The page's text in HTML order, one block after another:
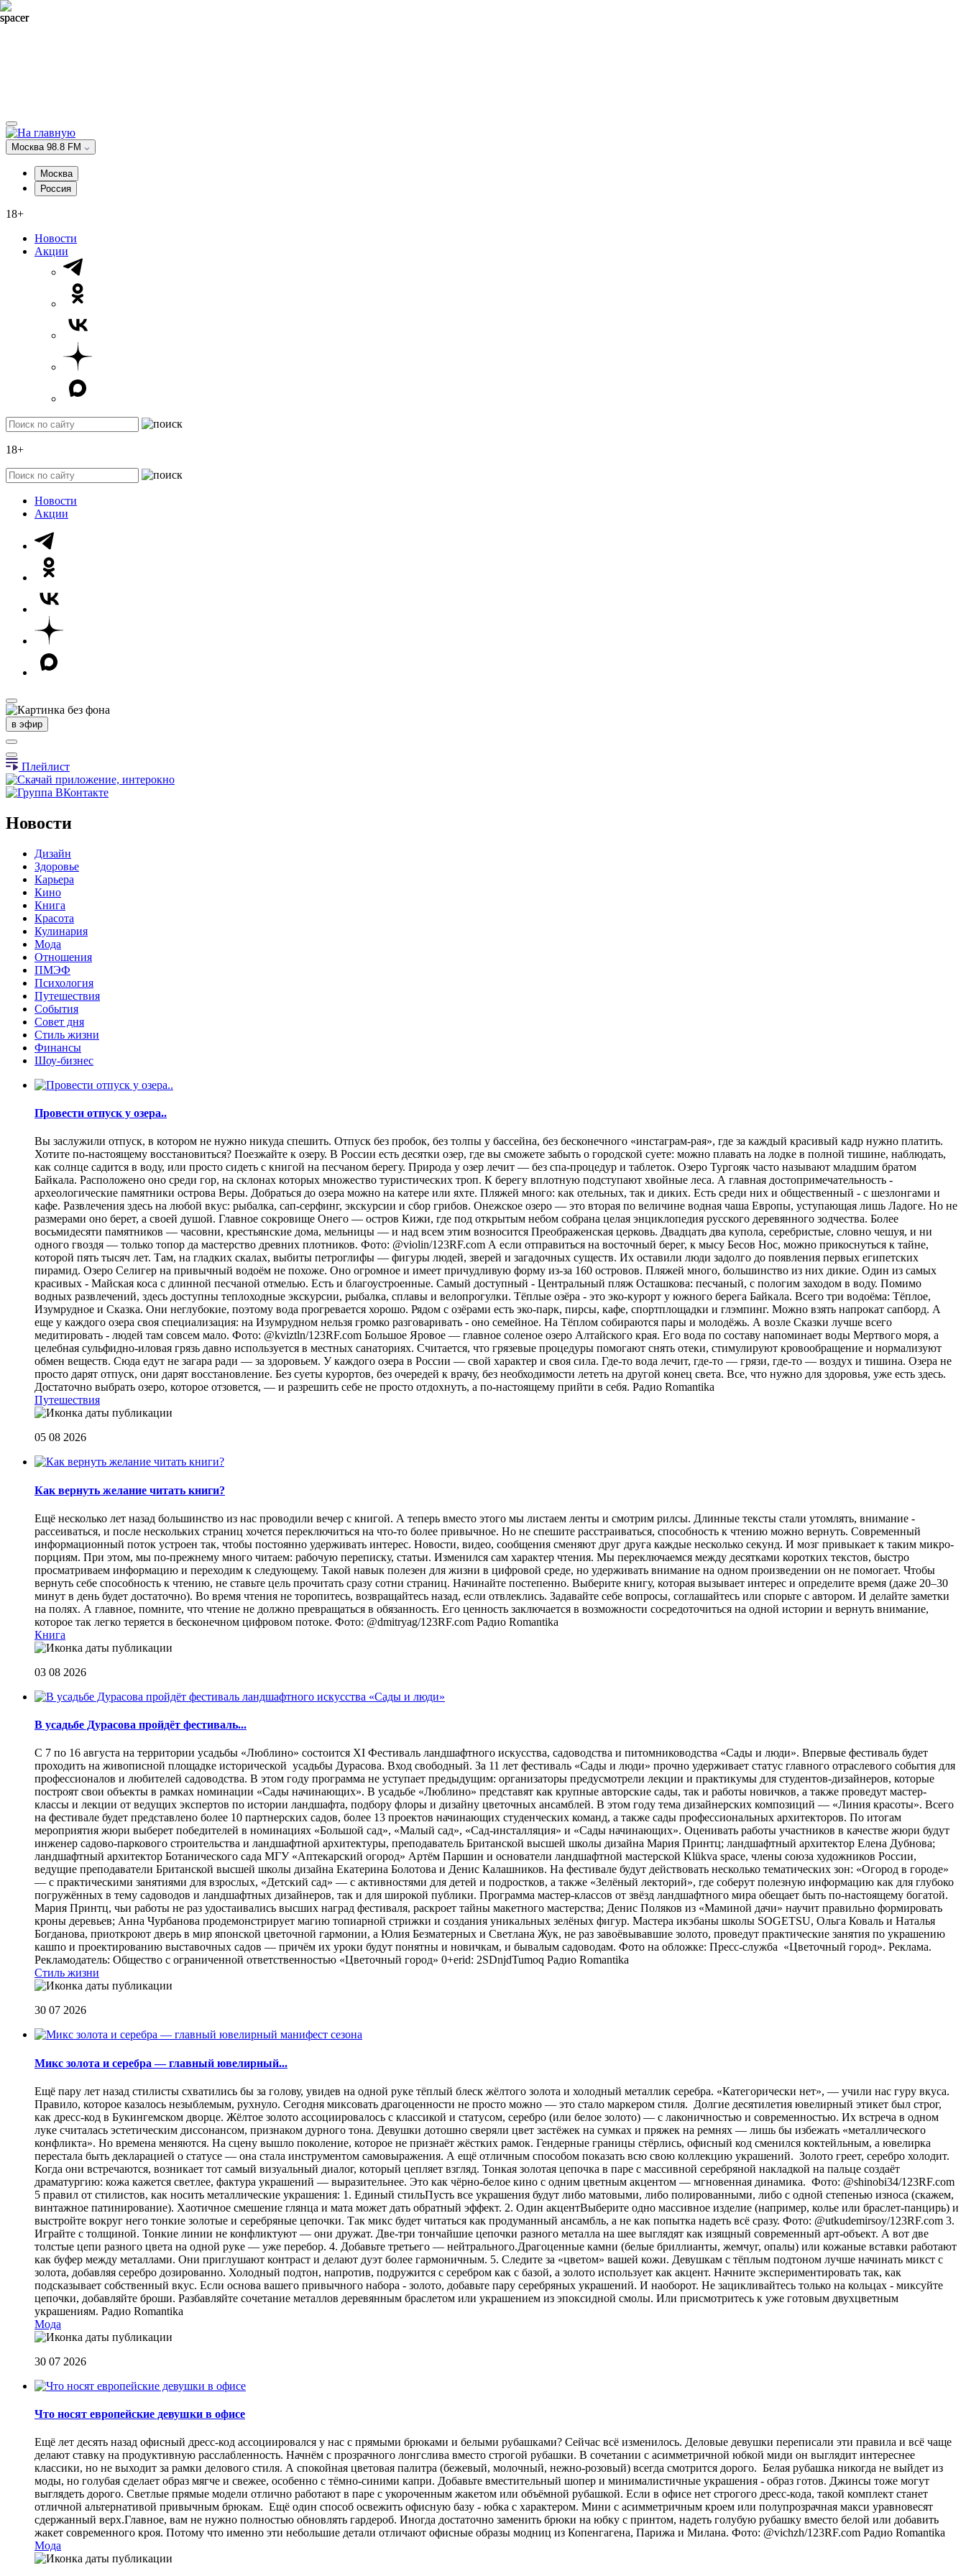
Москва 98.8 FM
Москва
Россия
18+
Новости
Акции
18+
Новости
Акции
в эфир
Плейлист
Новости
Дизайн
Здоровье
Карьера
Кино
Книга
Красота
Кулинария
Мода
Отношения
ПМЭФ
Психология
Путешествия
События
Совет дня
Стиль жизни
Финансы
Шоу-бизнес
Провести отпуск у озера..
Вы заслужили отпуск, в котором не нужно никуда спешить. Отпуск без пробок, без толпы у бассейна, без бесконечного «инстаграм-рая», где за каждый красивый кадр нужно платить.
Хотите по-настоящему восстановиться? Поезжайте к озеру. В России есть десятки озер, где вы сможете забыть о городской суете: можно плавать на лодке в полной тишине, наблюдать,
как солнце садится в воду, или просто сидеть с книгой на песчаном берегу. Природа у озер лечит — без спа-процедур и таблеток. Озеро Тургояк часто называют младшим братом
Байкала. Расположено оно среди гор, на склонах которых множество туристических троп. К берегу вплотную подступают хвойные леса. А главная достопримечательность -
археологические памятники острова Веры. Добраться до озера можно на катере или яхте. Пляжей много: как отельных, так и диких. Есть среди них и общественный - с шезлонгами и
кафе. Развлечения здесь на любой вкус: рыбалка, сап-серфинг, экскурсии и сбор грибов. Онежское озеро — это вторая по величине водная чаша Европы, уступающая лишь Ладоге. Но не
размерами оно берет, а своей душой. Главное сокровище Онего — остров Кижи, где под открытым небом собрана целая энциклопедия русского деревянного зодчества. Более
восьмидесяти памятников — часовни, крестьянские дома, мельницы — и над всем этим возносится Преображенская церковь. Двадцать два купола, серебристые, словно чешуя, и ни
одного гвоздя — только топор да мастерство древних плотников. Фото: @violin/123RF.com А если отправиться на восточный берег, к мысу Бесов Нос, можно прикоснуться к тайне,
которой пять тысяч лет. Там, на гладких скалах, выбиты петроглифы — фигуры людей, зверей и загадочных существ. Их оставили люди задолго до появления первых египетских
пирамид. Озеро Селигер на привычный водоём не похоже. Оно огромное и имеет причудливую форму из-за 160 островов. Пляжей много, большинство из них дикие. Один из самых
красивых - Майская коса с длинной песчаной отмелью. Есть и благоустроенные. Самый доступный - Центральный пляж Осташкова: песчаный, с пологим заходом в воду. Помимо
водных развлечений, здесь доступны теплоходные экскурсии, рыбалка, сплавы и велопрогулки. Тёплые озёра - это эко-курорт у южного берега Байкала. Всего три водоёма: Тёплое,
Изумрудное и Сказка. Они неглубокие, поэтому вода прогревается хорошо. Рядом с озёрами есть эко-парк, пирсы, кафе, спортплощадки и глэмпинг. Можно взять напрокат сапборд. А
еще у каждого озера своя специализация: на Изумрудном нельзя громко разговаривать - оно семейное. На Тёплом собираются пары и молодёжь. А возле Сказки лучше всего
медитировать - людей там совсем мало. Фото: @kviztln/123RF.com Большое Яровое — главное соленое озеро Алтайского края. Его вода по составу напоминает воды Мертвого моря, а
целебная сульфидно-иловая грязь давно используется в местных санаториях. Считается, что грязевые процедуры помогают снять отеки, стимулируют кровообращение и нормализуют
обмен веществ. Сюда едут не загара ради — за здоровьем. У каждого озера в России — свой характер и своя сила. Где-то вода лечит, где-то — грязи, где-то — воздух и тишина. Озера не
просто дарят отпуск, они дарят восстановление. Без суеты курортов, без очередей к врачу, без необходимости лететь на другой конец света. Все, что нужно для здоровья, уже есть здесь.
Достаточно выбрать озеро, которое отзовется, — и разрешить себе не просто отдохнуть, а по-настоящему прийти в себя. Радио Romantika
Путешествия
05 08 2026
Как вернуть желание читать книги?
Eщё несколько лет назад большинство из нас проводили вечер с книгой. А теперь вместо этого мы листаем ленты и смотрим рилсы. Длинные тексты стали утомлять, внимание -
рассеиваться, и после нескольких страниц хочется переключиться на что-то более привычное. Но не спешите расстраиваться, способность к чтению можно вернуть. Современный
информационный поток устроен так, чтобы постоянно удерживать интерес. Новости, видео, сообщения сменяют друг друга каждые несколько секунд. И мозг привыкает к таким микро-
порциям. При этом, мы по-прежнему много читаем: рабочую переписку, статьи. Изменился сам характер чтения. Мы переключаемся между десятками коротких текстов, быстро
просматриваем информацию и переходим к следующему. Такой навык полезен для жизни в цифровой среде, но удерживать внимание на одном произведении он не помогает. Чтобы
вернуть себе способность к чтению, не ставьте цель прочитать сразу сотни страниц. Начинайте постепенно. Выберите книгу, которая вызывает интерес и определите время (даже 20–30
минут в день будет достаточно). Во время чтения не торопитесь, возвращайтесь назад, если отвлеклись. Задавайте себе вопросы, соглашайтесь или спорьте с автором. И делайте заметки
на полях. А главное, помните, что чтение не должно превращаться в обязанность. Его ценность заключается в возможности сосредоточиться на одной истории и вернуть внимание,
которое так легко теряется в бесконечном цифровом потоке. Фото: @dmitryag/123RF.com Радио Romantika
Книга
03 08 2026
В усадьбе Дурасова пройдёт фестиваль...
С 7 по 16 августа на территории усадьбы «Люблино» состоится XI Фестиваль ландшафтного искусства, садоводства и питомниководства «Сады и люди». Впервые фестиваль будет
проходить на живописной площадке исторической усадьбы Дурасова. Вход свободный. За 11 лет фестиваль «Сады и люди» прочно удерживает статус главного отраслевого события для
профессионалов и любителей садоводства. В этом году программа не уступает предыдущим: организаторы предусмотрели лекции и практикумы для студентов-дизайнеров, которые
построят свои объекты в рамках номинации «Сады начинающих». В усадьбе «Люблино» представят как крупные авторские сады, так и работы новичков, а также проведут мастер-
классы и лекции от ведущих экспертов по истории ландшафта, подбору флоры и дизайну цветочных ансамблей. В этом году тема дизайнерских композиций — «Линия красоты». Всего
на фестивале будет представлено более 10 партнерских садов, более 13 проектов начинающих студенческих команд, а также сады профессиональных архитекторов. По итогам
мероприятия жюри выберет победителей в номинациях «Большой сад», «Малый сад», «Сад-инсталляция» и «Сады начинающих». Оценивать работы участников в качестве жюри будут
инженер садово-паркового строительства и ландшафтной архитектуры, преподаватель Британской высшей школы дизайна Мария Принтц; ландшафтный архитектор Елена Дубнова;
ландшафтный архитектор Ботанического сада МГУ «Аптекарский огород» Артём Паршин и основатели ландшафтной мастерской Klükva space, члены союза художников России,
ведущие преподаватели Британской высшей школы дизайна Екатерина Болотова и Денис Калашников. На фестивале будут действовать несколько тематических зон: «Огород в городе»
— с практическими занятиями для взрослых, «Детский сад» — с активностями для детей и подростков, а также «Зелёный лекторий», где соберут полезную информацию как для глубоко
погружённых в тему садоводов и ландшафтных дизайнеров, так и для широкой публики. Программа мастер-классов от звёзд ландшафтного мира обещает быть по-настоящему богатой.
Мария Принтц, чьи работы не раз удостаивались высших наград фестиваля, раскроет тайны макетного мастерства; Денис Поляков из «Маминой дачи» научит правильно формировать
кроны деревьев; Анна Чурбанова продемонстрирует магию топиарной стрижки и создания уникальных зелёных фигур. Мастера икэбаны школы SOGETSU, Ольга Коваль и Наталья
Богданова, приоткроют дверь в мир японской цветочной гармонии, а Юлия Безматерных и Светлана Жук, не раз завоёвывавшие золото, проведут практические занятия по украшению
кашпо и проектированию выставочных садов — причём их уроки будут понятны и новичкам, и бывалым садоводам. Фото на обложке: Пресс-служба «Цветочный город». Реклама.
Рекламодатель: Общество с ограниченной ответственностью «Цветочный город» 0+erid: 2SDnjdTumoq Радио Romantika
Стиль жизни
30 07 2026
Микс золота и серебра — главный ювелирный...
Ещё пару лет назад стилисты схватились бы за голову, увидев на одной руке тёплый блеск жёлтого золота и холодный металлик серебра. «Категорически нет», — учили нас гуру вкуса.
Правило, которое казалось незыблемым, рухнуло. Сегодня миксовать драгоценности не просто можно — это стало маркером стиля. Долгие десятилетия ювелирный этикет был строг,
как дресс-код в Букингемском дворце. Жёлтое золото ассоциировалось с классикой и статусом, серебро (или белое золото) — с лаконичностью и современностью. Их встреча в одном
луке считалась эстетическим диссонансом, признаком дурного тона. Девушки дотошно сверяли цвет застёжек на сумках и пряжек на ремнях — лишь бы избежать «металлического
конфликта». Но времена меняются. На сцену вышло поколение, которое не признаёт жёстких рамок. Гендерные границы стёрлись, офисный код сменился коктейльным, а ювелирка
перестала быть декларацией о статусе — она стала инструментом самовыражения. А ещё отличным способом показать всю свою коллекцию украшений. Золото греет, серебро холодит.
Когда они встречаются, возникает тот самый визуальный диалог, который цепляет взгляд. Тонкая золотая цепочка в паре с массивной серебряной накладкой на пальце создаёт
драматургию: кожа кажется светлее, фактура украшений — выразительнее. Это как чёрно-белое кино с одним цветным акцентом — мгновенная динамика. Фото: @shinobi34/123RF.com
5 правил от стилистов, как носить металлические украшения: 1. Единый стильПусть все украшения будут либо матовыми, либо полированными, либо с одной степенью износа (скажем,
винтажное патинирование). Хаотичное смешение глянца и мата может дать обратный эффект. 2. Один акцентВыберите одно массивное изделие (например, колье или браслет-панцирь) и
выстройте вокруг него тонкие золотые и серебряные цепочки. Так микс будет читаться как продуманный ансамбль, а не как попытка надеть всё сразу. Фото: @utkudemirsoy/123RF.com 3.
Играйте с толщиной. Тонкие линии не конфликтуют — они дружат. Две-три тончайшие цепочки разного металла на шее выглядят как изящный современный арт-объект. А вот две
толстые цепи разного цвета на одной руке — уже перебор. 4. Добавьте третьего — нейтрального.Драгоценные камни (белые бриллианты, жемчуг, опалы) или кожаные вставки работают
как буфер между металлами. Они приглушают контраст и делают дуэт более гармоничным. 5. Следите за «цветом» вашей кожи. Девушкам с тёплым подтоном лучше начинать микст с
золота, добавляя серебро дозированно. Холодный подтон, напротив, подружится с серебром как с базой, а золото использует как акцент. Начните экспериментировать так, как
подсказывает собственный вкус. Если основа вашего привычного набора - золото, добавьте пару серебряных украшений. И наоборот. Не зацикливайтесь только на кольцах - миксуйте
цепочки, добавляйте броши. Разбавляйте сочетание металлов деревянным браслетом или украшением из эпоксидной смолы. Или присмотритесь к уже готовым двухцветным
украшениям. Радио Romantika
Мода
30 07 2026
Что носят европейские девушки в офисе
Ещё лет десять назад офисный дресс-код ассоциировался у нас с прямыми брюками и белыми рубашками? Сейчас всё изменилось. Деловые девушки переписали эти правила и всё чаще
делают ставку на продуктивную расслабленность. Начнём с прозрачного лонгслива вместо строгой рубашки. В сочетании с асимметричной юбкой миди он выглядит интереснее
классики, но не выходит за рамки делового стиля. А спокойная цветовая палитра (бежевый, молочный, нежно-розовый) всегда смотрится дорого. Белая рубашка никогда не выйдет из
моды, но голубая сделает образ мягче и свежее, особенно с тёмно-синими капри. Добавьте вместительный шопер и минималистичные украшения - образ готов. Джинсы тоже могут
выглядеть дорого. Светлые прямые модели отлично работают в паре с укороченным жакетом или объёмной рубашкой. Если в офисе нет строгого дресс-кода, такой комплект станет
отличной альтернативой привычным брюкам. Ещё один способ освежить офисную базу - юбка с характером. Мини с асимметричным кроем или полупрозрачная макси уравновесят
сдержанный верх.Главное, вам не нужно полностью обновлять гардероб. Иногда достаточно заменить брюки на юбку с принтом, надеть голубую рубашку вместо белой или добавить
жакет современного кроя. Потому что именно эти небольшие детали отличают офисные образы модниц из Копенгагена, Парижа и Милана. Фото: @vichzh/123RF.com Радио Romantika
Мода